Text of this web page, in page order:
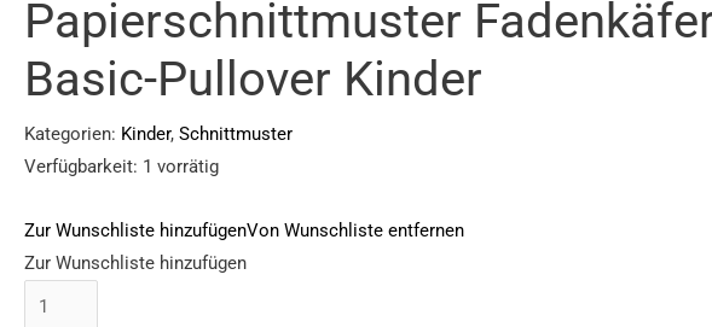
Papierschnittmuster
Basic-Pullover Kinder
Kategorien: Kinder, Schnittmuster
Verfügbarkeit: 1 vorrätig
Zur Wunschliste hinzufügenVon Wunschliste entfernen
Zur Wunschliste hinzufügen